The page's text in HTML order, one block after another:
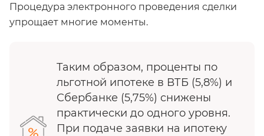
Процедура электронного проведения сделки
упрощает многие моменты.
Таким образом, проценты по
льготной ипотеке в ВТБ (5,8%) и
Сбербанке (5,75%) снижены
практически до одного уровня.
При подаче заявки на ипотеку